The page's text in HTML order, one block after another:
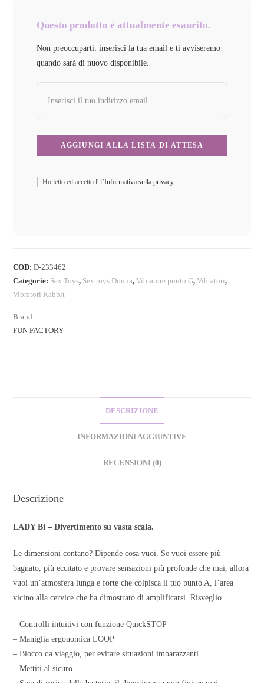
Questo prodotto è attualmente esaurito.
Non preoccuparti: inserisci la tua email e ti avviseremo
quando sarà di nuovo disponibile.
Ho letto ed accetto l' l’Informativa sulla privacy
COD:D-233462
Categorie: Sex Toys, Sex toys Donna,Vibratore punto G,Vibratori,
Vibratori Rabbit
Brand:
FUN FACTORY
DESCRIZIONE
INFORMAZIONI AGGIUNTIVE
RECENSIONI (0)
Descrizione
LADY Bi – Divertimento su vasta scala.
Le dimensioni contano? Dipende cosa vuoi. Se vuoi essere più
bagnato, più eccitato e provare sensazioni più profonde che mai, allora
vuoi un’atmosfera lunga e forte che colpisca il tuo punto A, l’area
vicino alla cervice che ha dimostrato di amplificarsi. Risveglio.
– Controlli intuitivi con funzione QuickSTOP
– Maniglia ergonomica LOOP
– Blocco da viaggio, per evitare situazioni imbarazzanti
– Mettiti al sicuro